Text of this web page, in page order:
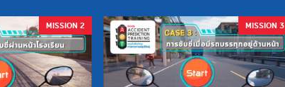
MISSION 2 MISSION 3